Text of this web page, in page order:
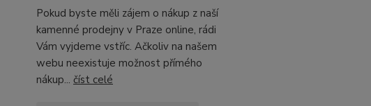
Pokud byste měli zájem o nákup z naší
kamenné prodejny v Praze online, rádi
Vám vyjdeme vstříc. Ačkoliv na našem
webu neexistuje možnost přímého
nákup... číst celé